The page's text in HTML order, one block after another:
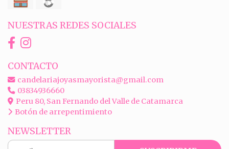
NUESTRAS REDES SOCIALES
CONTACTO
candelariajoyasmayorista@gmail.com
03834936660
Peru 80, San Fernando del Valle de Catamarca
Botón de arrepentimiento
NEWSLETTER